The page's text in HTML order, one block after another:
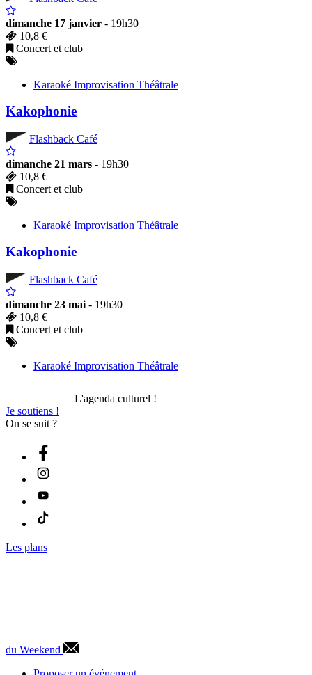
dimanche 17 janvier - 19h30
10,8 €
Concert et club
Karaoké Improvisation Théâtrale
Kakophonie
Flashback Café
dimanche 21 mars - 19h30
10,8 €
Concert et club
Karaoké Improvisation Théâtrale
Kakophonie
Flashback Café
dimanche 23 mai - 19h30
10,8 €
Concert et club
Karaoké Improvisation Théâtrale
L'agenda culturel !
Je soutiens !
On se suit ?
Les plans
du Weekend